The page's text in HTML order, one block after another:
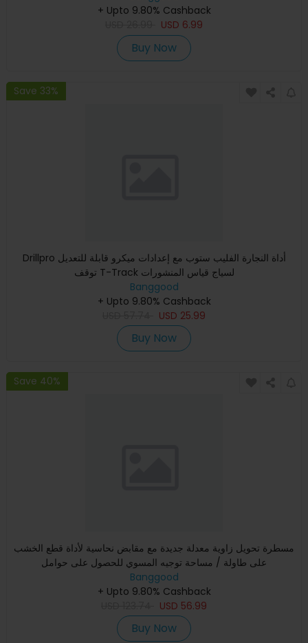
+ Upto 9.80% Cashback
USD 6.99
Buy Now
Save 33%
Drillpro أداة النجارة الفليب ستوب مع إعدادات ميكرو قابلة للتعديل
توقف T-Track لسياج قياس المنشورات
Banggood
+ Upto 9.80% Cashback
USD 25.99
Buy Now
Save 40%
مسطرة تحويل زاوية معدلة جديدة مع مقابض نحاسية لأداة قطع الخشب
على طاولة / مساحة توجيه المسوي للحصول على حوامل
Banggood
+ Upto 9.80% Cashback
USD 56.99
Buy Now